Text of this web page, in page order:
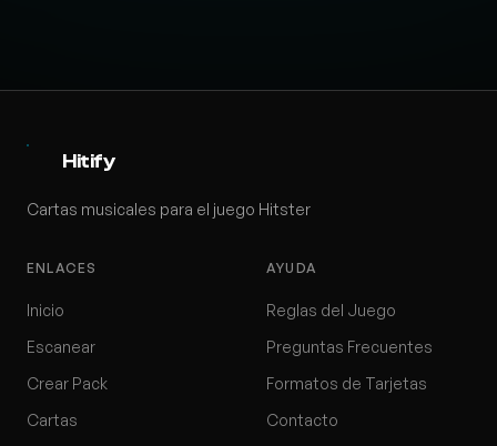
Hitify
Cartas musicales para el juego Hitster
ENLACES
Inicio
Escanear
Crear Pack
Cartas
AYUDA
Reglas del Juego
Preguntas Frecuentes
Formatos de Tarjetas
Contacto